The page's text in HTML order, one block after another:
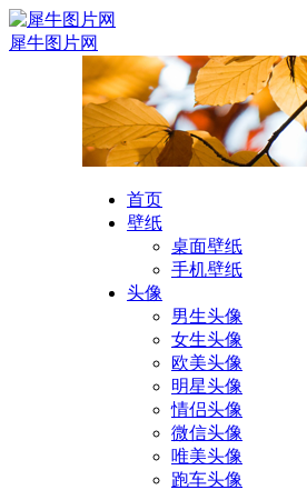
犀牛图片网
首页
壁纸
桌面壁纸
手机壁纸
头像
男生头像
女生头像
欧美头像
明星头像
情侣头像
微信头像
唯美头像
跑车头像